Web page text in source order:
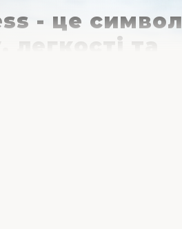
- це символ
легкості та